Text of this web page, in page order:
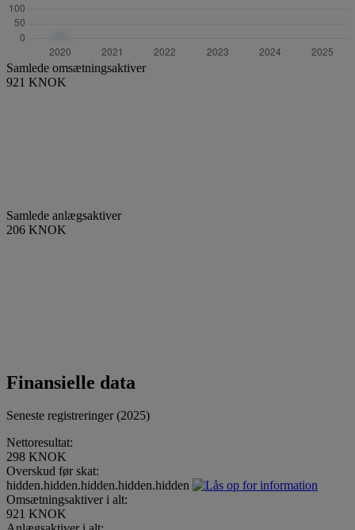
Samlede omsætningsaktiver
921 KNOK
Samlede anlægsaktiver
206 KNOK
Finansielle data
Seneste registreringer (2025)
Nettoresultat:
298 KNOK
Overskud før skat:
hidden.hidden.hidden.hidden.hidden
Omsætningsaktiver i alt:
921 KNOK